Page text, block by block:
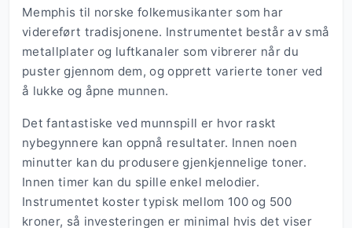
Memphis til norske folkemusikanter som har
videreført tradisjonene. Instrumentet består av små
metallplater og luftkanaler som vibrerer når du
puster gjennom dem, og opprett varierte toner ved
å lukke og åpne munnen.
Det fantastiske ved munnspill er hvor raskt
nybegynnere kan oppnå resultater. Innen noen
minutter kan du produsere gjenkjennelige toner.
Innen timer kan du spille enkel melodier.
Instrumentet koster typisk mellom 100 og 500
kroner, så investeringen er minimal hvis det viser